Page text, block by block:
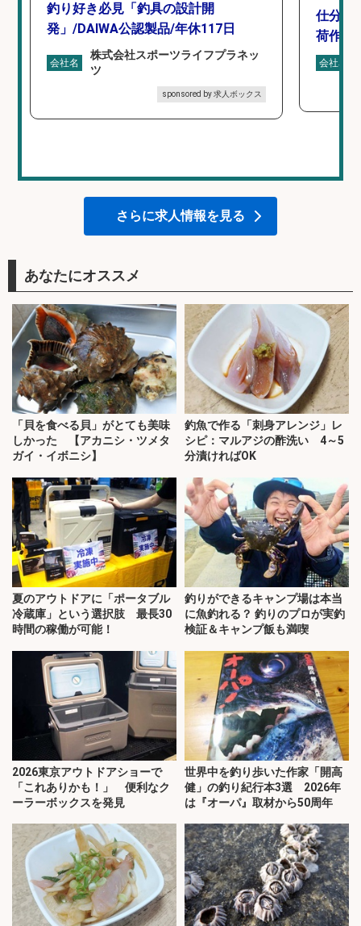
釣り好き必見「釣具の設計開
発」/DAIWA公認製品/年休117日
会社名
株式会社スポーツライフプラネッ
ツ
sponsored by 求人ボックス
仕分け
荷作業
会社名
さらに求人情報を見る
あなたにオススメ
「貝を食べる貝」がとても美味
しかった 【アカニシ・ツメタ
ガイ・イボニシ】
釣魚で作る「刺身アレンジ」レ
シピ：マルアジの酢洗い 4～5
分漬ければOK
夏のアウトドアに「ポータブル
冷蔵庫」という選択肢 最長30
時間の稼働が可能！
釣りができるキャンプ場は本当
に魚釣れる？ 釣りのプロが実釣
検証＆キャンプ飯も満喫
2026東京アウトドアショーで
「これありかも！」 便利なク
ーラーボックスを発見
世界中を釣り歩いた作家「開高
健」の釣り紀行本3選 2026年
は『オーパ』取材から50周年